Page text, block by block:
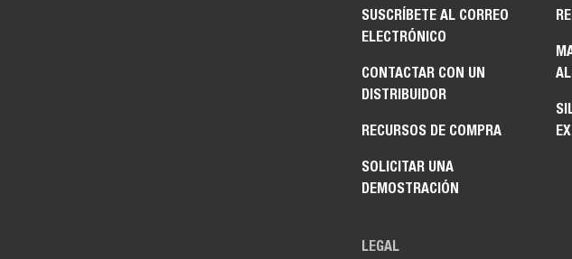
SUSCRÍBETE AL CORREO
ELECTRÓNICO
CONTACTAR CON UN
DISTRIBUIDOR
RECURSOS DE COMPRA
SOLICITAR UNA
DEMOSTRACIÓN
LEGAL